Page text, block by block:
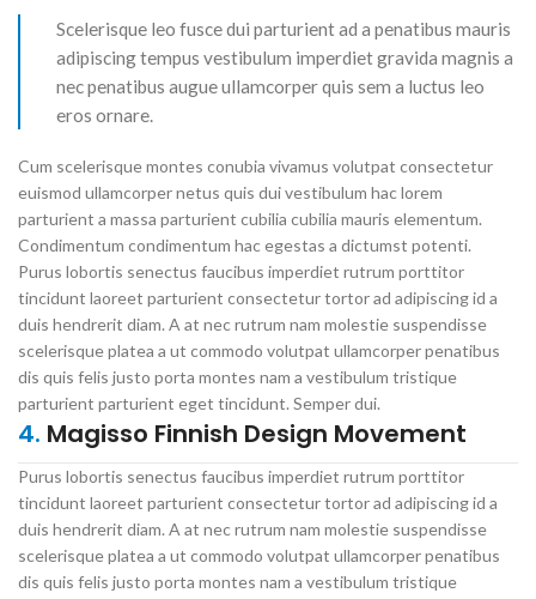
Scelerisque leo fusce dui parturient ad a penatibus mauris
adipiscing tempus vestibulum imperdiet gravida magnis a
nec penatibus augue ullamcorper quis sem a luctus leo
eros ornare.
Cum scelerisque montes conubia vivamus volutpat consectetur
euismod ullamcorper netus quis dui vestibulum hac lorem
parturient a massa parturient cubilia cubilia mauris elementum.
Condimentum condimentum hac egestas a dictumst potenti.
Purus lobortis senectus faucibus imperdiet rutrum porttitor
tincidunt laoreet parturient consectetur tortor ad adipiscing id a
duis hendrerit diam. A at nec rutrum nam molestie suspendisse
scelerisque platea a ut commodo volutpat ullamcorper penatibus
dis quis felis justo porta montes nam a vestibulum tristique
parturient parturient eget tincidunt. Semper dui.
4. Magisso Finnish Design Movement
Purus lobortis senectus faucibus imperdiet rutrum porttitor
tincidunt laoreet parturient consectetur tortor ad adipiscing id a
duis hendrerit diam. A at nec rutrum nam molestie suspendisse
scelerisque platea a ut commodo volutpat ullamcorper penatibus
dis quis felis justo porta montes nam a vestibulum tristique